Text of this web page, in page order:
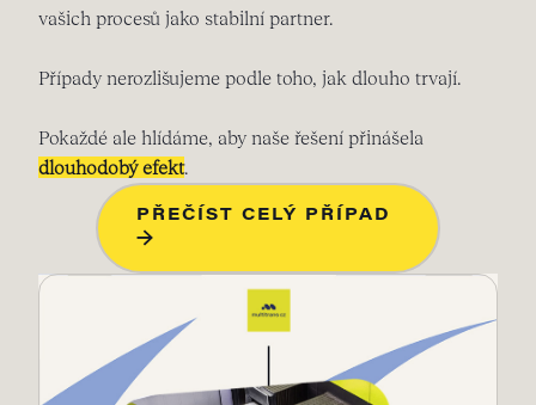
vašich procesů jako stabilní partner.
Případy nerozlišujeme podle toho, jak dlouho trvají.
Pokaždé ale hlídáme, aby naše řešení přinášela
dlouhodobý efekt.
PŘEČÍST CELÝ PŘÍPAD
→